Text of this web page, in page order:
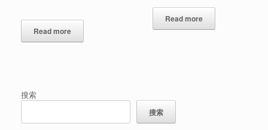
Read more
Read more
搜索
搜索